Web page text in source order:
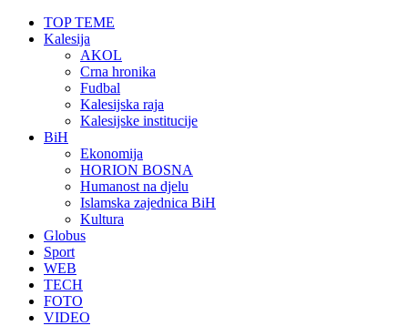
TOP TEME
Kalesija
AKOL
Crna hronika
Fudbal
Kalesijska raja
Kalesijske institucije
BiH
Ekonomija
HORION BOSNA
Humanost na djelu
Islamska zajednica BiH
Kultura
Globus
Sport
WEB
TECH
FOTO
VIDEO